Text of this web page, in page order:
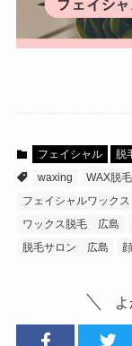
フェイシャル
脱
waxing
WAX脱
フェイシャルワック
ワックス脱毛 広島
脱毛サロン 広島